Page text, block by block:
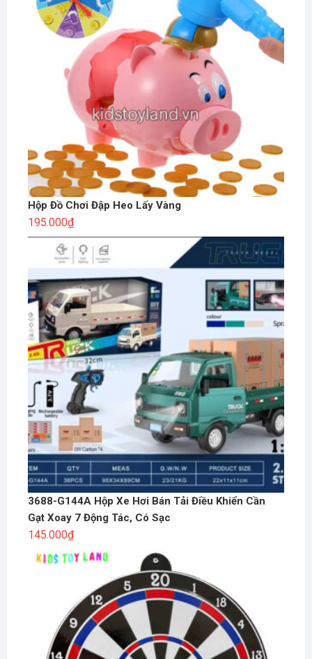
Hộp Đồ Chơi Đập Heo Lấy Vàng
195.000₫
3688-G144A Hộp Xe Hơi Bán Tải Điều Khiển Cần
Gạt Xoay 7 Động Tác, Có Sạc
145.000₫